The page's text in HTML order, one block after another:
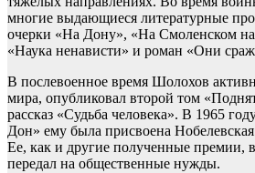
многие выдающиеся литературные
очерки «На Дону», «На Смоленском
«Наука ненависти» и роман «Они
В послевоенное время Шолохов
мира, опубликовал второй том
рассказ «Судьба человека». В 1965
Дон» ему была присвоена
Ее, как и другие полученные премии,
передал на общественные нужды.